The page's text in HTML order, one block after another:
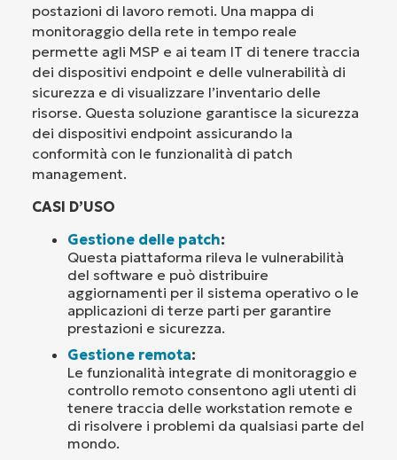
postazioni di lavoro remoti. Una mappa di
monitoraggio della rete in tempo reale
permette agli MSP e ai team IT di tenere traccia
dei dispositivi endpoint e delle vulnerabilità di
sicurezza e di visualizzare l’inventario delle
risorse. Questa soluzione garantisce la sicurezza
dei dispositivi endpoint assicurando la
conformità con le funzionalità di patch
management.
CASI D’USO
Gestione delle patch:
Questa piattaforma rileva le vulnerabilità
del software e può distribuire
aggiornamenti per il sistema operativo o le
applicazioni di terze parti per garantire
prestazioni e sicurezza.
Gestione remota:
Le funzionalità integrate di monitoraggio e
controllo remoto consentono agli utenti di
tenere traccia delle workstation remote e
di risolvere i problemi da qualsiasi parte del
mondo.